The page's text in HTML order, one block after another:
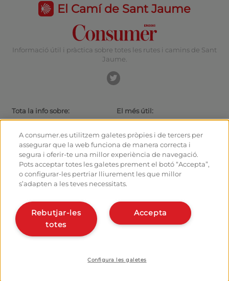
El Camí de Sant Jaume
Informació útil i pràctica sobre totes les rutes i camins de Sant
Jaume.
Tota la info sobre:
Rutes i Camins de Sant Jaume
El camí amb bici
Albergs
Monumentos
Fòrum
Fotografies del Camí de Sant
Jaume
El més útil:
Actualitat
Consells per al caminant
Com arribar a les sortides
Com sortir de Santiago
Calculadora
Història
Gestiona el teu alberg
Dona d’alta el teu alberg
Coneix-nos:
Dona’t d’alta en el planificador
Instal·la la webapp
A consumer.es utilitzem galetes pròpies i de tercers per
assegurar que la web funciona de manera correcta i
segura i oferir-te una millor experiència de navegació.
Pots acceptar totes les galetes prement el botó “Accepta”,
o configurar-les pertriar lliurement les que millor
s’adapten a les teves necessitats.
Accepta
Rebutjar-les
totes
Configura les galetes